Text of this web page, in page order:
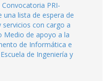
PRI-
una lista de espera de
con cargo a
Medio de apoyo a la
de Informática e
de Ingeniería y